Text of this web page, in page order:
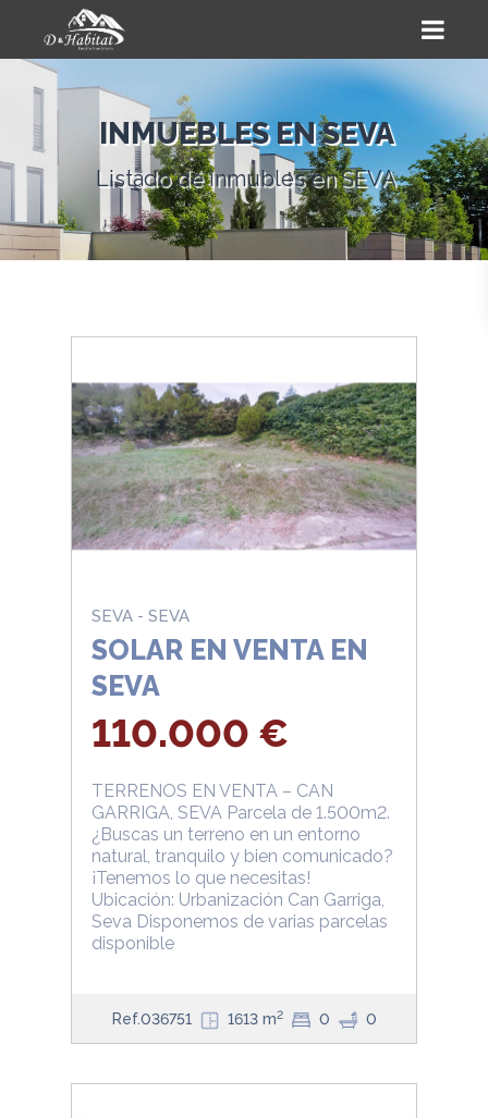
INMUEBLES EN SEVA
Listado de inmubles en SEVA
SEVA - SEVA
SOLAR EN VENTA EN
SEVA
110.000 €
TERRENOS EN VENTA – CAN
GARRIGA, SEVA Parcela de 1.500m2.
¿Buscas un terreno en un entorno
natural, tranquilo y bien comunicado?
¡Tenemos lo que necesitas!
Ubicación: Urbanización Can Garriga,
Seva Disponemos de varias parcelas
disponible
Ref.036751 1613 m2 0 0